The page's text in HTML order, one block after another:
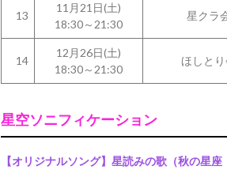
13
11月21日(土)
18:30～21:30
星クラ
14
12月26日(土)
18:30～21:30
ほしとり
星空ソニフィケーション
【オリジナルソング】星読みの歌（秋の星